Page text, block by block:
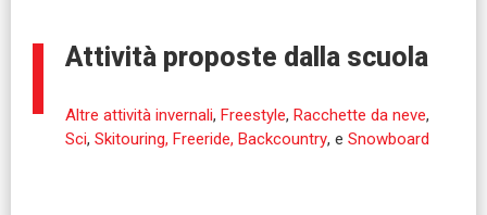
Attività proposte dalla scuola
Altre attività invernali, Freestyle, Racchette da neve,
Sci, Skitouring, Freeride, Backcountry, e Snowboard